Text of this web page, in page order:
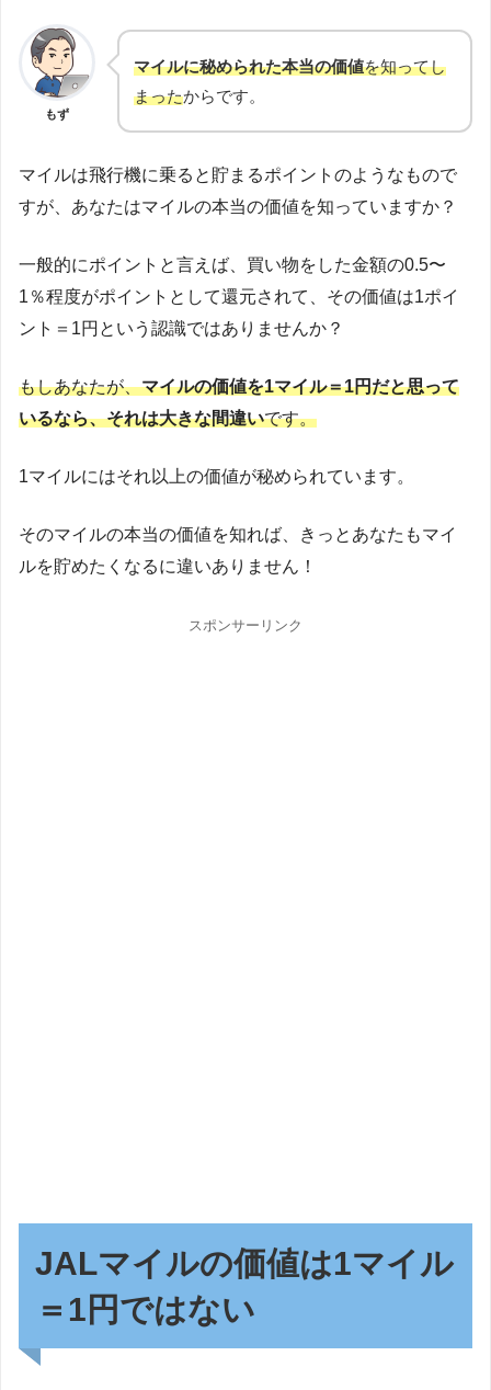
もず
マイルに秘められた本当の価値を知ってし
まったからです。
マイルは飛行機に乗ると貯まるポイントのようなもので
すが、あなたはマイルの本当の価値を知っていますか？
一般的にポイントと言えば、買い物をした金額の0.5〜
1％程度がポイントとして還元されて、その価値は1ポイ
ント＝1円という認識ではありませんか？
もしあなたが、マイルの価値を1マイル＝1円だと思って
いるなら、それは大きな間違いです。
1マイルにはそれ以上の価値が秘められています。
そのマイルの本当の価値を知れば、きっとあなたもマイ
ルを貯めたくなるに違いありません！
スポンサーリンク
JALマイルの価値は1マイル
＝1円ではない